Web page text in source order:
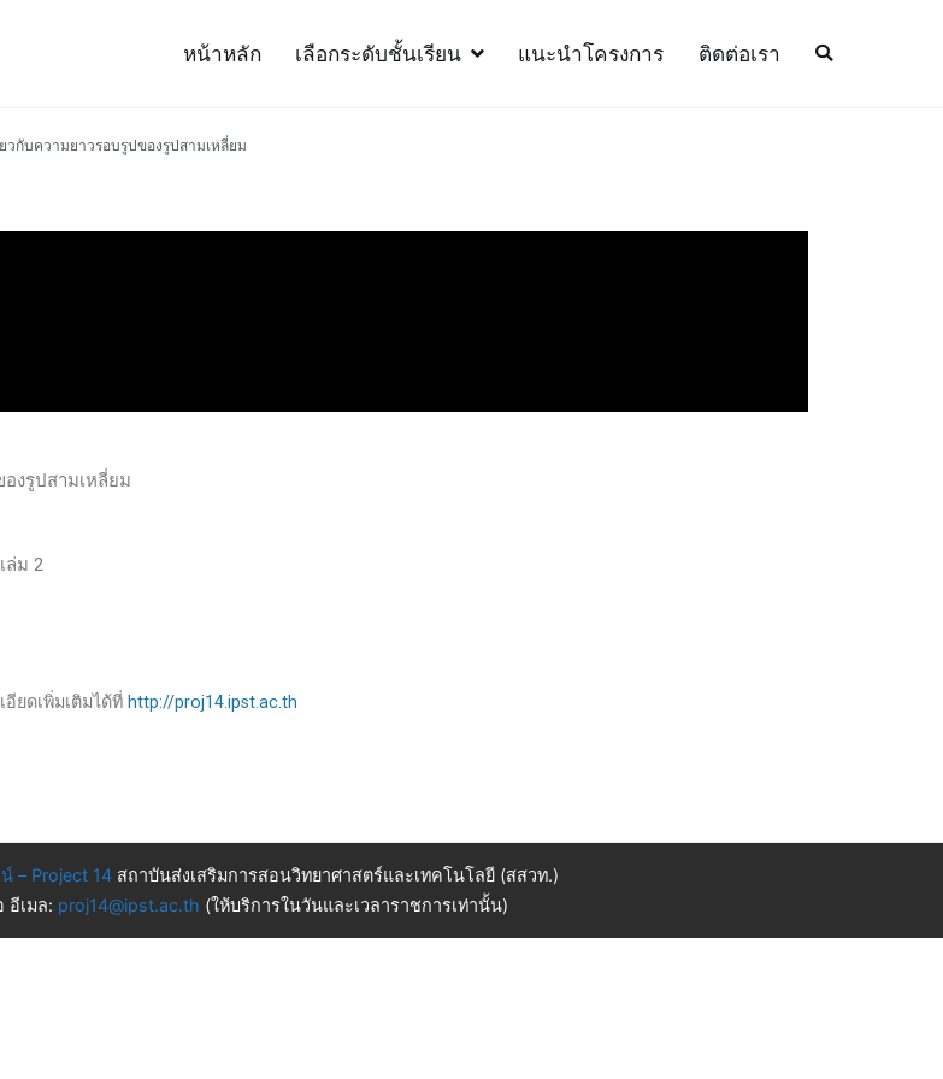
หน้าหลัก เลือกระดับชั้นเรียน แนะนำโครงการ ติดต่อเรา
วกับความยาวรอบรูปของรูปสามเหลี่ยม
งรูปสามเหลี่ยม
ล่ม 2
ยดเพิ่มเติมได้ที่ http://proj14.ipst.ac.th
– Project 14 สถาบันส่งเสริมการสอนวิทยาศาสตร์และเทคโนโลยี (สสวท.)
อีเมล: proj14@ipst.ac.th (ให้บริการในวันและเวลาราชการเท่านั้น)